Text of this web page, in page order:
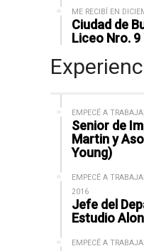
ME RECIBÍ EN
Ciudad de
Liceo Nro.
EMPECÉ A
Senior de
Martin y
Young)
EMPECÉ A
2016
Jefe del
Estudio
EMPECÉ A